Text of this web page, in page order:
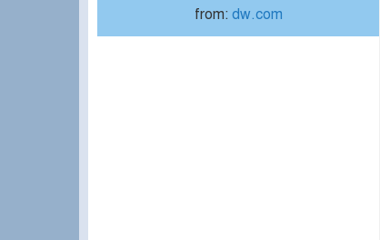
from: dw.com